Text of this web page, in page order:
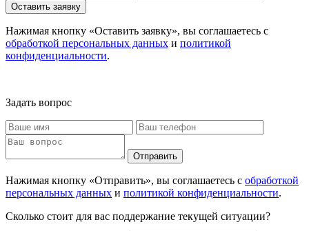
Оставить заявку
Нажимая кнопку «Оставить заявку», вы соглашаетесь с
обработкой персональных данных и политикой
конфиденциальности.
Задать вопрос
Отправить
Нажимая кнопку «Отправить», вы соглашаетесь с обработкой
персональных данных и политикой конфиденциальности.
Сколько стоит для вас поддержание текущей ситуации?